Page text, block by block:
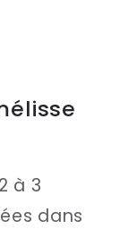
à 3
dans